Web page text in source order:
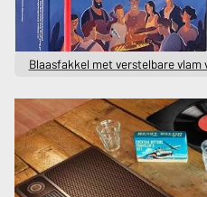
Blaasfakkel met verstelbare vlam